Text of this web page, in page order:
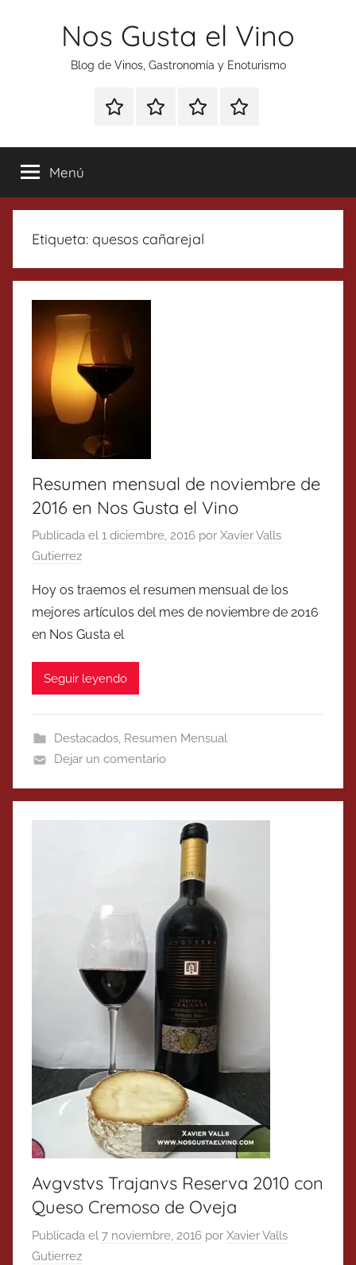
Nos Gusta el Vino
Blog de Vinos, Gastronomía y Enoturismo
Especial
Tonics
Enoturismo
Gastronomía
RankingContacto
Menú
Etiqueta: quesos cañarejal
Resumen mensual de noviembre de
2016 en Nos Gusta el Vino
Publicada el 1 diciembre, 2016 por Xavier Valls
Gutierrez
Hoy os traemos el resumen mensual de los
mejores artículos del mes de noviembre de 2016
en Nos Gusta el
Seguir leyendo
Destacados, Resumen Mensual
Dejar un comentario
Avgvstvs Trajanvs Reserva 2010 con
Queso Cremoso de Oveja
Publicada el 7 noviembre, 2016 por Xavier Valls
Gutierrez